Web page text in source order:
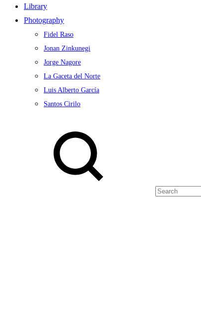
Library
Photography
Fidel Raso
Jonan Zinkunegi
Jorge Nagore
La Gaceta del Norte
Luis Alberto García
Santos Cirilo